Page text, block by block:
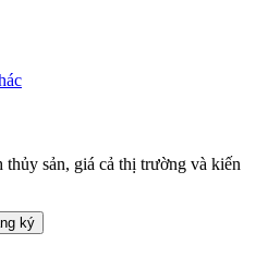
sản, giá cả thị trường và kiến
ký